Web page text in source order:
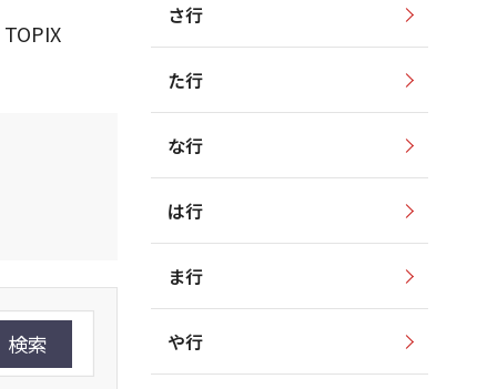
検索
さ行
た行
な行
は行
ま行
や行